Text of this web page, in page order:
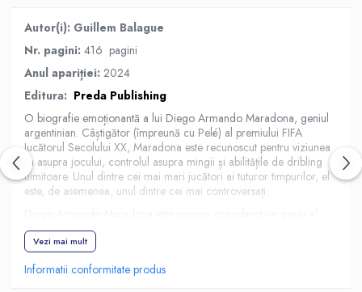
Autor(i): Guillem Balague
Nr. pagini: 416 pagini
Anul apariției: 2024
Editura: Preda Publishing
O biografie emoționantă a lui Diego Armando Maradona, geniul
argentinian. Câștigător (împreună cu Pelé) al premiului FIFA
Jucătorul Secolului XX, Maradona este recunoscut pentru viziunea
sa asupra jocului, controlul asupra mingii și abilitățile de dribling
uimitoare. Unul dintre cei mai mari jucători ai tuturor timpurilor, el
este, de asemenea, unul dintre cei mai controversați.
fotbalului. Câștigător (împreună cu Pelé) al premiului FIFA Jucătorul
Secolului XX, Maradona este recunoscut pentru viziunea sa asupra
jocului, controlul asupra mingii și abilitățile de dribling uimitoare.
Unul dintre cei mai mari jucători ai tuturor timpurilor, el este, de
Vezi mai mult
Informatii conformitate produs